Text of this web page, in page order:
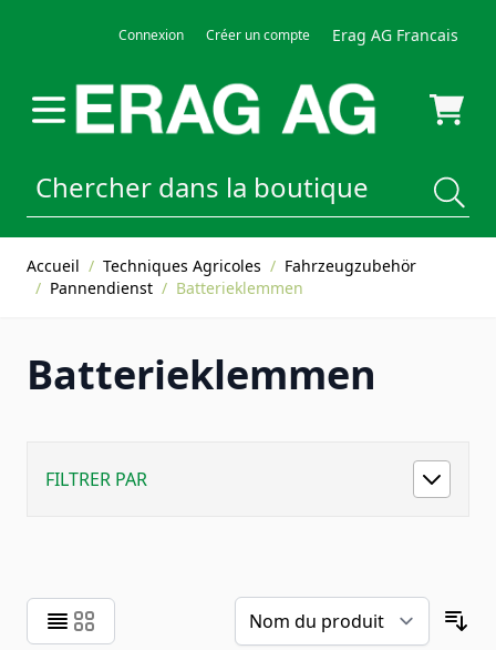
Connexion Créer un compte Erag AG Francais
Accueil / Techniques Agricoles / Fahrzeugzubehör
/ Pannendienst / Batterieklemmen
Batterieklemmen
FILTRER PAR